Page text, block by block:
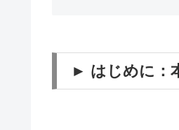
► はじめに：